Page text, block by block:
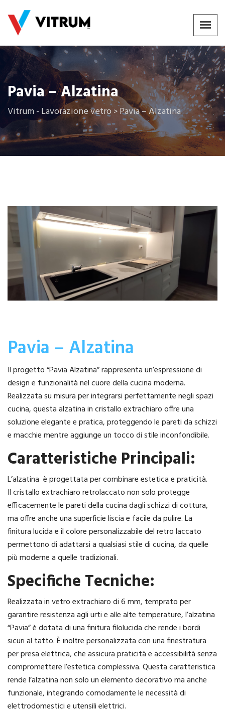
Pavia – Alzatina
Vitrum - Lavorazione vetro >Pavia – Alzatina
Pavia – Alzatina
Il progetto “Pavia Alzatina” rappresenta un’espressione di
design e funzionalità nel cuore della cucina moderna.
Realizzata su misura per integrarsi perfettamente negli spazi
cucina, questa alzatina in cristallo extrachiaro offre una
soluzione elegante e pratica, proteggendo le pareti da schizzi
e macchie mentre aggiunge un tocco di stile inconfondibile.
Caratteristiche Principali:
L’alzatina è progettata per combinare estetica e praticità.
Il cristallo extrachiaro retrolaccato non solo protegge
efficacemente le pareti della cucina dagli schizzi di cottura,
ma offre anche una superficie liscia e facile da pulire. La
finitura lucida e il colore personalizzabile del retro laccato
permettono di adattarsi a qualsiasi stile di cucina, da quelle
più moderne a quelle tradizionali.
Specifiche Tecniche:
Realizzata in vetro extrachiaro di 6 mm, temprato per
garantire resistenza agli urti e alle alte temperature, l’alzatina
“Pavia” è dotata di una finitura filolucida che rende i bordi
sicuri al tatto. È inoltre personalizzata con una finestratura
per presa elettrica, che assicura praticità e accessibilità senza
compromettere l’estetica complessiva. Questa caratteristica
rende l’alzatina non solo un elemento decorativo ma anche
funzionale, integrando comodamente le necessità di
elettrodomestici e utensili elettrici.